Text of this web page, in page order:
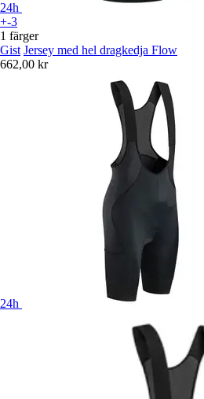
24h
+-3
1 färger
Gist Jersey med hel dragkedja Flow
662,00 kr
24h